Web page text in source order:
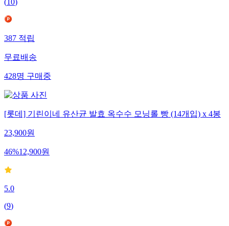
(10)
387적립
무료배송
428명구매중
[롯데] 기린이네 유산균 발효 옥수수 모닝롤 빵 (14개입) x 4봉
23,900원
46%12,900원
5.0
(9)